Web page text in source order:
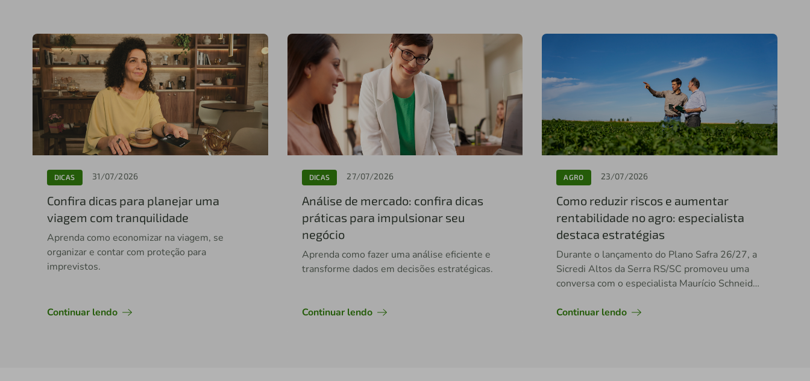
DICAS 31/07/2026
Confira dicas para planejar uma
viagem com tranquilidade
Aprenda como economizar na viagem, se
organizar e contar com proteção para
imprevistos.
Continuar lendo
DICAS 27/07/2026
Análise de mercado: confira dicas
práticas para impulsionar seu
negócio
Aprenda como fazer uma análise eficiente e
transforme dados em decisões estratégicas.
Continuar lendo
AGRO 23/07/2026
Como reduzir riscos e aumentar
rentabilidade no agro: especialista
destaca estratégias
Durante o lançamento do Plano Safra 26/27, a
Sicredi Altos da Serra RS/SC promoveu uma
conversa com o especialista Maurício Schneider
Continuar lendo